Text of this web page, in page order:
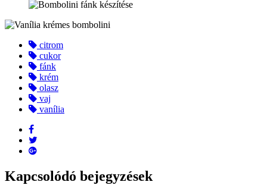
citrom
cukor
fánk
krém
olasz
vaj
vanília
Kapcsolódó bejegyzések